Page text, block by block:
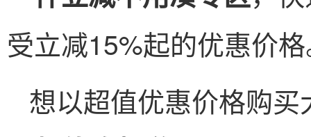
受立减15%起的优惠价
想以超值优惠价格购